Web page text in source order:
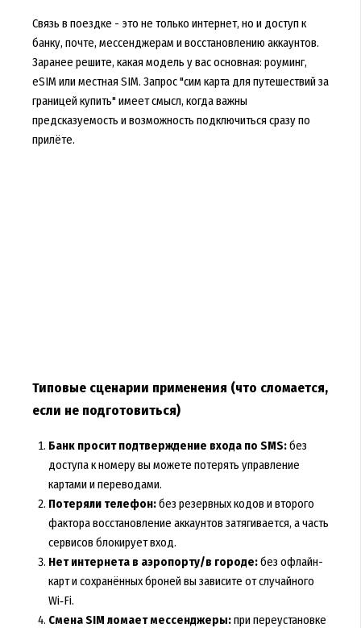
Связь в поездке - это не только интернет, но и доступ к
банку, почте, мессенджерам и восстановлению аккаунтов.
Заранее решите, какая модель у вас основная: роуминг,
eSIM или местная SIM. Запрос "сим карта для путешествий за
границей купить" имеет смысл, когда важны
предсказуемость и возможность подключиться сразу по
прилёте.
Типовые сценарии применения (что сломается,
если не подготовиться)
Банк просит подтверждение входа по SMS:без
доступа к номеру вы можете потерять управление
картами и переводами.
Потеряли телефон:без резервных кодов и второго
фактора восстановление аккаунтов затягивается, а часть
сервисов блокирует вход.
Нет интернета в аэропорту/в городе:без офлайн-
карт и сохранённых броней вы зависите от случайного
Wi‑Fi.
Смена SIM ломает мессенджеры:при переустановке